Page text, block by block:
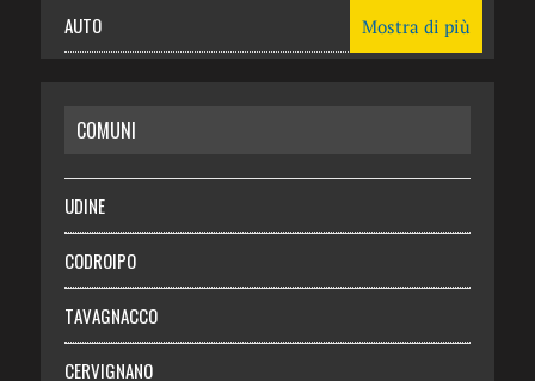
AUTO
RISPARMIO
SALUTE
Necrologie
Chi siamo
Abbonati
Mostra di più
COMUNI
UDINE
CODROIPO
TAVAGNACCO
CERVIGNANO